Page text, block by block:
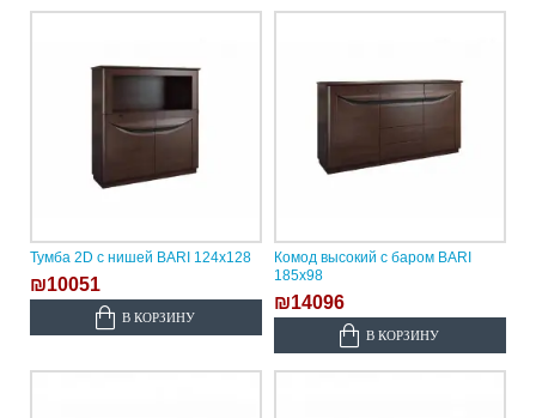
Тумба 2D с нишей BARI 124х128
₪10051
В КОРЗИНУ
Комод высокий с баром BARI
185х98
₪14096
В КОРЗИНУ